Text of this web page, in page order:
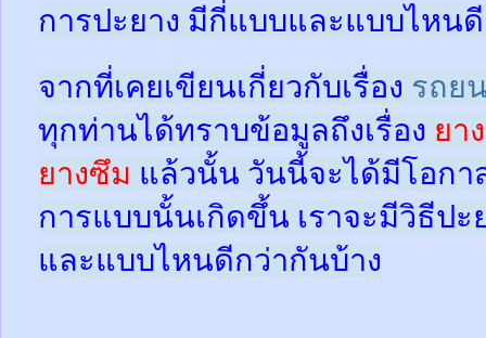
การปะยาง มีกี่แบบและแบบไหน
จากที่เคยเขียนเกี่ยวกับเรื่อง รถย
ทุกท่านได้ทราบข้อมูลถึงเรื่อง ยา
ยางซึม แล้วนั้น วันนี้จะได้มีโอกา
การแบบนั้นเกิดขึ้น เราจะมีวิธีปะ
และแบบไหนดีกว่ากันบ้าง